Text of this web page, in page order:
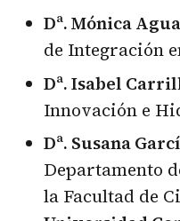
Dª. Mónica
de Integración
Dª. Isabel
Innovación e
Dª. Susana
Departamento
la Facultad de